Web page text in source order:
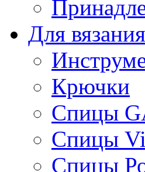
Для вязания
Крючки
Спицы
Спицы
Спицы